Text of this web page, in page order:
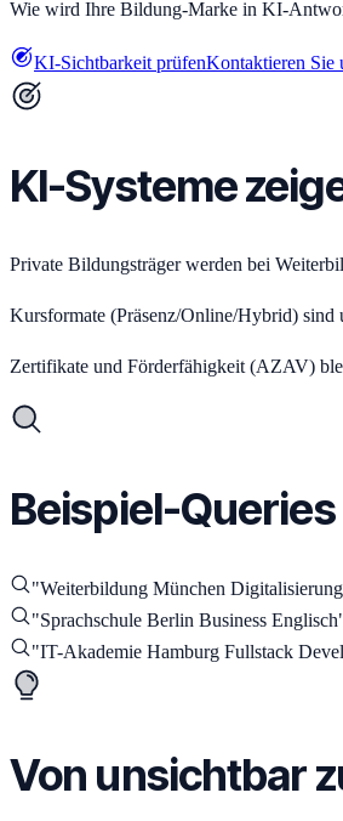
Wie wird Ihre Bildung-Marke in KI-
KI-Sichtbarkeit prüfenKontaktieren Sie
KI-Systeme
Private Bildungsträger werden bei
Kursformate (Präsenz/Online/Hybrid) sind
Zertifikate und Förderfähigkeit (AZAV)
Beispiel-Queries
"Weiterbildung München
"Sprachschule Berlin Business Englisch
"IT-Akademie Hamburg Fullstack
Von unsichtbar